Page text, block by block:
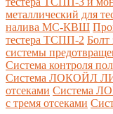
металлический для
налива МС-КВШ
тестера ТСПП-2 Болт
системы
Cистема контроля
Система ЛОКОЙЛ
отсеками Система
с тремя отсеками